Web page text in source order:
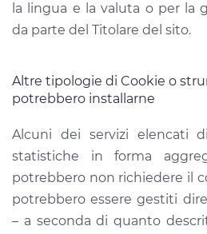
la lingua e la valuta o per la
da parte del Titolare del sito.
Altre tipologie di Cookie o
potrebbero installarne
Alcuni dei servizi elencati
statistiche in forma
potrebbero non richiedere il
potrebbero essere gestiti
– a seconda di quanto